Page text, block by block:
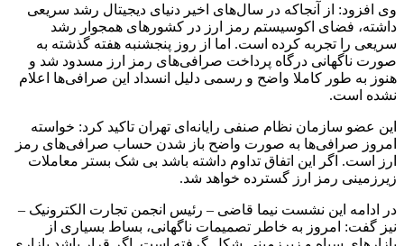
وی افزود: از آنجاکه در سال‌های اخیر دنیای دیجیتال رشد سریعی
داشته، فضای اکوسیستم رمز ارز در کشورهای همجوار رشد
سریعی را تجربه کرده است. اما از روز پنجشنبه هفته گذشته به
صورت ناگهانی درگاه پرداخت صرافی‌های رمز ارز مسدود شد و
هنوز به طور کاملا واضح و رسمی دلیل انسداد این صرافی‌ها اعلام
نشده است.
این عضو سازمان نظام صنفی رایانه‌ای تهران تاکید کرد: خواسته
امروز صرافی‌ها به صورت واضح باز شدن حساب صرافی‌های رمز
ارز است. اگر این اتفاق تداوم داشته باشد بی شک بستر معاملات
زیرزمینی رمز ارز گسترده خواهد شد.
در ادامه این نشست نیما قاضی – رئیس انجمن تجارت الکترونیک –
نیز گفت: امروز به خاطر تصمیمات ناگهانی، بساط بسیاری از